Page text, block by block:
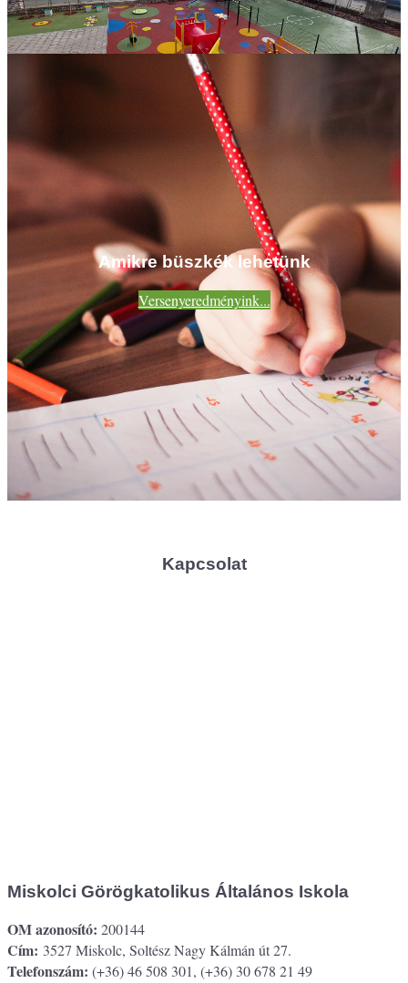
Amikre büszkék lehetünk
Versenyeredményink...
Kapcsolat
Miskolci Görögkatolikus Általános Iskola
OM azonosító: 200144
Cím: 3527 Miskolc, Soltész Nagy Kálmán út 27.
Telefonszám: (+36) 46 508 301, (+36) 30 678 21 49